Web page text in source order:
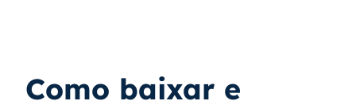
Como baixar e